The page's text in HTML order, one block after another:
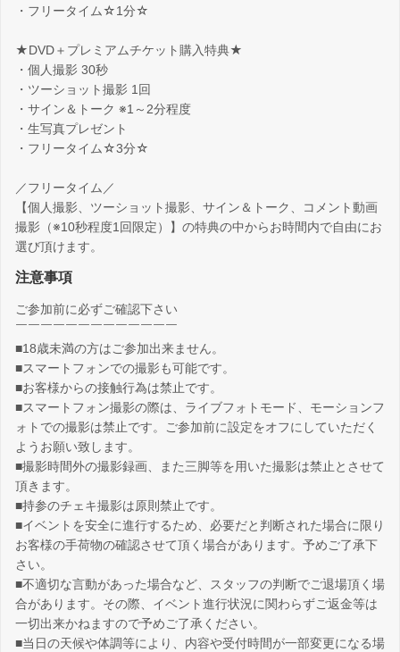
・フリータイム☆1分☆
★DVD＋プレミアムチケット購入特典★
・個人撮影 30秒
・ツーショット撮影 1回
・サイン＆トーク ※1～2分程度
・生写真プレゼント
・フリータイム☆3分☆
／フリータイム／
【個人撮影、ツーショット撮影、サイン＆トーク、コメント動画
撮影（※10秒程度1回限定）】の特典の中からお時間内で自由にお
選び頂けます。
注意事項
ご参加前に必ずご確認下さい
￣￣￣￣￣￣￣￣￣￣￣￣￣
■18歳未満の方はご参加出来ません。
■スマートフォンでの撮影も可能です。
■お客様からの接触行為は禁止です。
■スマートフォン撮影の際は、ライブフォトモード、モーションフ
ォトでの撮影は禁止です。ご参加前に設定をオフにしていただく
ようお願い致します。
■撮影時間外の撮影録画、また三脚等を用いた撮影は禁止とさせて
頂きます。
■持参のチェキ撮影は原則禁止です。
■イベントを安全に進行するため、必要だと判断された場合に限り
お客様の手荷物の確認させて頂く場合があります。予めご了承下
さい。
■不適切な言動があった場合など、スタッフの判断でご退場頂く場
合があります。その際、イベント進行状況に関わらずご返金等は
一切出来かねますので予めご了承ください。
■当日の天候や体調等により、内容や受付時間が一部変更になる場